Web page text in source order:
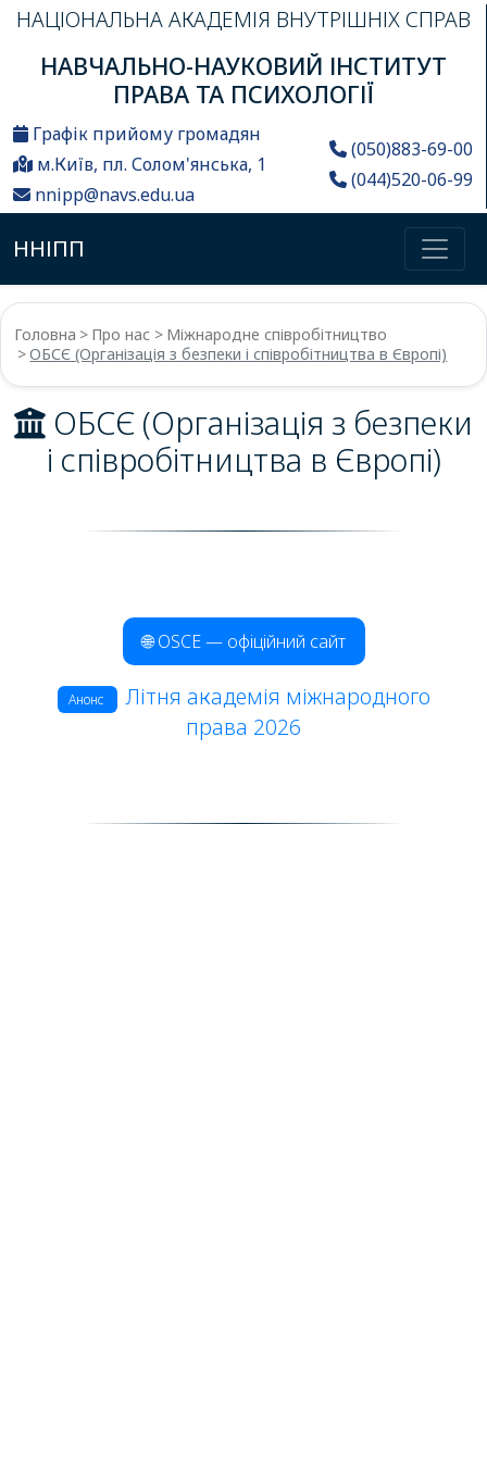
НАЦІОНАЛЬНА АКАДЕМІЯ ВНУТРІШНІХ СПРАВ
НАВЧАЛЬНО-НАУКОВИЙ ІНСТИТУТ
ПРАВА ТА ПСИХОЛОГІЇ
Графік прийому громадян
м.Київ, пл. Солом'янська, 1
nnipp@navs.edu.ua
(050)883-69-00
(044)520-06-99
ННІПП
Головна Про нас
Міжнародне співробітництво
ОБСЄ (Організація з безпеки і співробітництва в Європі)
ОБСЄ (Організація з безпеки
і співробітництва в Європі)
🌐 OSCE — офіційний сайт
Анонс
Літня академія міжнародного
права 2026